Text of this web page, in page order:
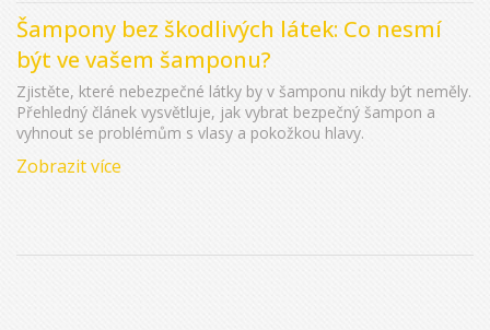
Šampony bez škodlivých látek: Co nesmí
být ve vašem šamponu?
Zjistěte, které nebezpečné látky by v šamponu nikdy být neměly.
Přehledný článek vysvětluje, jak vybrat bezpečný šampon a
vyhnout se problémům s vlasy a pokožkou hlavy.
Zobrazit více